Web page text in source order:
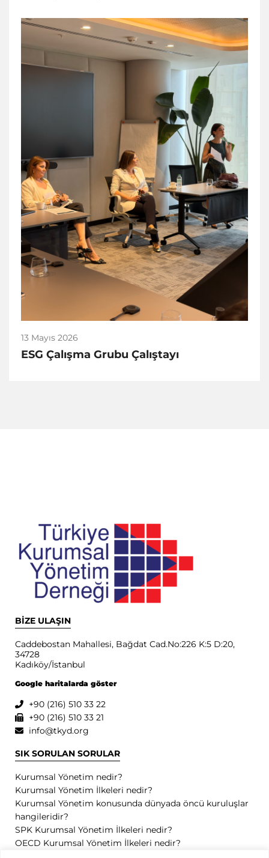
13 Mayıs 2026
ESG Çalışma Grubu Çalıştayı
BİZE ULAŞIN
Caddebostan Mahallesi, Bağdat Cad.No:226 K:5 D:20,
34728
Kadıköy/İstanbul
Google haritalarda göster
+90 (216) 510 33 22
+90 (216) 510 33 21
info@tkyd.org
SIK SORULAN SORULAR
Kurumsal Yönetim nedir?
Kurumsal Yönetim İlkeleri nedir?
Kurumsal Yönetim konusunda dünyada öncü kuruluşlar
hangileridir?
SPK Kurumsal Yönetim İlkeleri nedir?
OECD Kurumsal Yönetim İlkeleri nedir?